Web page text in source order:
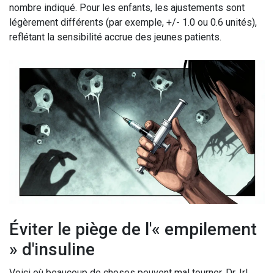
nombre indiqué. Pour les enfants, les ajustements sont
légèrement différents (par exemple, +/- 1.0 ou 0.6 unités),
reflétant la sensibilité accrue des jeunes patients.
Éviter le piège de l'« empilement
» d'insuline